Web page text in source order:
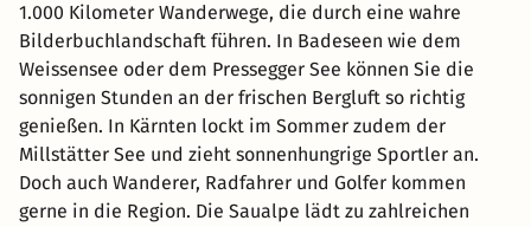
1.000 Kilometer Wanderwege, die durch eine wahre
Bilderbuchlandschaft führen. In Badeseen wie dem
Weissensee oder dem Pressegger See können Sie die
sonnigen Stunden an der frischen Bergluft so richtig
genießen. In Kärnten lockt im Sommer zudem der
Millstätter See und zieht sonnenhungrige Sportler an.
Doch auch Wanderer, Radfahrer und Golfer kommen
gerne in die Region. Die Saualpe lädt zu zahlreichen